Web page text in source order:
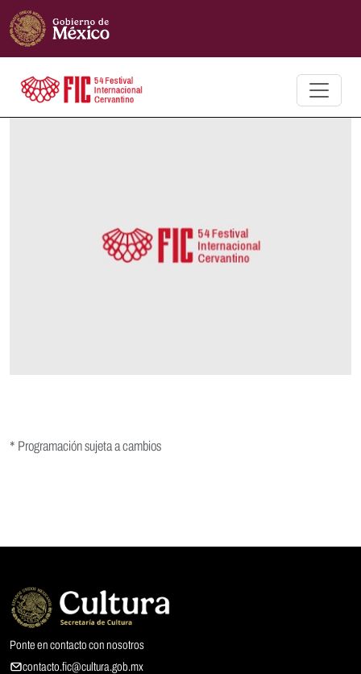
* Programación sujeta a cambios
Ponte en contacto con nosotros
contacto.fic@cultura.gob.mx